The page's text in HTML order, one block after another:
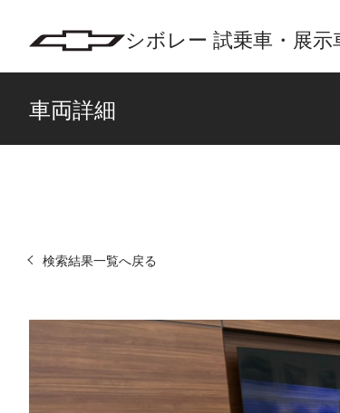
シボレー 試乗車・展
車両詳細
検索結果一覧へ戻る